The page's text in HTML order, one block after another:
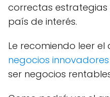
correctas estrategias
país de interés.
Le recomiendo leer
negocios
ser negocios